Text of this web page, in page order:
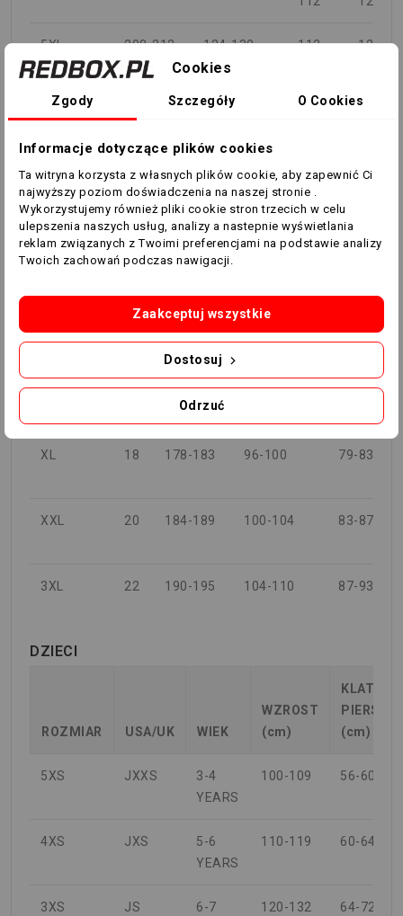
5XL 208-212 124-130
112-
124-
KOBIETA
ROZMIAR UK
WZROST
(cm)
KLATKA
PIERSIOWA
(cm)
TALIA
XXS 8 133-145 71-71 60-63
12 160-165 84-88
166-171
172-177
XL 18 178-183 96-100 79-83
XXL 20 184-189 100-104 83-87
3XL 22 190-195 104-110 87-93
DZIECI
ROZMIAR USA/UK WIEK
WZROST
(cm)
KLATKA
(cm)
5XS JXXS
3-4
YEARS
100-109 56-60
4XS JXS
5-6
YEARS
110-119 60-64
3XS JS
6-7
120-132 64-72
Cookies
Zgody Szczegóły O Cookies
Informacje dotyczące plików cookies
Ta witryna korzysta z własnych plików cookie, aby zapewnić Ci
najwyższy poziom doświadczenia na naszej stronie .
Wykorzystujemy również pliki cookie stron trzecich w celu
ulepszenia naszych usług, analizy a nastepnie wyświetlania
reklam związanych z Twoimi preferencjami na podstawie analizy
Twoich zachowań podczas nawigacji.
Odrzuć
Dostosuj
Zaakceptuj wszystkie